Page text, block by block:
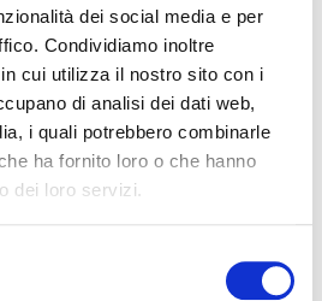
dei social media e per
Condividiamo inoltre
cui utilizza il nostro sito con i
di analisi dei dati web,
i quali potrebbero combinarle
ha fornito loro o che hanno
dei loro servizi.
MAGAZINE